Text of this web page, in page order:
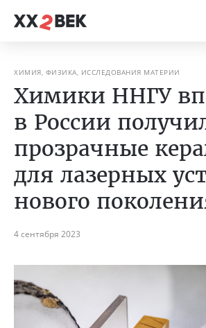
ХИМИЯ, ФИЗИКА, ИССЛЕДОВАНИЯ МАТЕРИИ
Химики ННГУ
в России
прозрачные
для лазерных
нового
4 сентября 2023